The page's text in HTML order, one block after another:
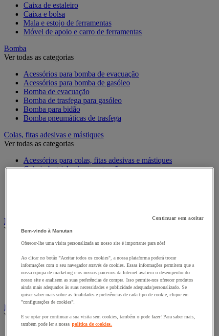
Caixa de estaleiro
Caixa e bolsa
Mala e estojo de ferramentas
Móvel de apoio e carro de ferramentas
Bomba
Ver todas as categorias
Acessórios para bomba de evacuação
Acessórios para bomba de gasóleo
Bomba de evacuação
Bomba de trasfega para gasóleo
Bomba para bidão
Bomba pneumáticas de trasfega
Colas, fitas adesivas e mástiques
Ver todas as categorias
Acessórios para colas, fitas adesivas e mástiques
Cola industrial e de manutenção
Eletricidade
Ver todas as categorias
Acessórios para Quadro Elétrico
Bateria, carregador e cabo
Cabo Elétrico
Equipamento de Quadro Elétrico
Extensão, tira e enrolador
Tomada e interruptor
Ferramentas Elétricas
Ver todas as categorias
Continuar sem aceitar
Bem-vindo à Manutan
Oferecer-lhe uma visita personalizada ao nosso site é importante para nós!
Ao clicar no botão "Aceitar todos os cookies", a nossa plataforma poderá trocar
informações com o seu navegador através de cookies. Essas informações permitem que a
nossa equipa de marketing e os nossos parceiros da Internet avaliem o desempenho do
nosso site e analisem as suas preferências de compra. Isso permite-nos oferecer produtos
ainda mais adequados às suas necessidades e publicidade adequada/personalizado. Se
quiser saber mais sobre as finalidades e preferências de cada tipo de cookie, clique em
"configurações de cookies".
E se optar por continuar a sua visita sem cookies, também o pode fazer! Para saber mais,
também pode ler a nossa política de cookies.